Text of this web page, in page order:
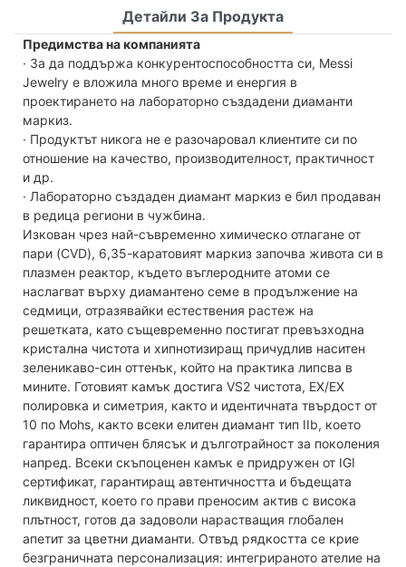
Детайли За Продукта
Предимства на компанията
· За да поддържа конкурентоспособността си, Messi
Jewelry е вложила много време и енергия в
проектирането на лабораторно създадени диаманти
маркиз.
· Продуктът никога не е разочаровал клиентите си по
отношение на качество, производителност, практичност
и др.
· Лабораторно създаден диамант маркиз е бил продаван
в редица региони в чужбина.
Изкован чрез най-съвременно химическо отлагане от
пари (CVD), 6,35-каратовият маркиз започва живота си в
плазмен реактор, където въглеродните атоми се
наслагват върху диамантено семе в продължение на
седмици, отразявайки естествения растеж на
решетката, като същевременно постигат превъзходна
кристална чистота и хипнотизиращ причудлив наситен
зеленикаво-син оттенък, който на практика липсва в
мините. Готовият камък достига VS2 чистота, EX/EX
полировка и симетрия, както и идентичната твърдост от
10 по Mohs, както всеки елитен диамант тип IIb, което
гарантира оптичен блясък и дълготрайност за поколения
напред. Всеки скъпоценен камък е придружен от IGI
сертификат, гарантиращ автентичността и бъдещата
ликвидност, което го прави преносим актив с висока
плътност, готов да задоволи нарастващия глобален
апетит за цветни диаманти. Отвъд рядкостта се крие
безграничната персонализация: интегрираното ателие на